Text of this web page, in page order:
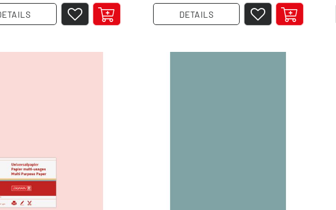
DETAILS